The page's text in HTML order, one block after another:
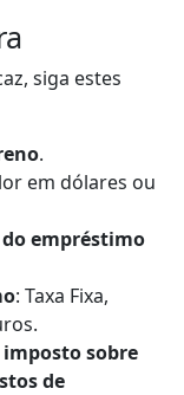
siga estes
.
em dólares ou
empréstimo
: Taxa Fixa,
imposto sobre
de